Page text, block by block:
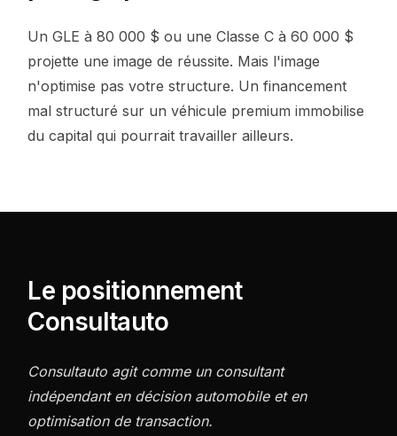
Un GLE à 80 000 $ ou une Classe C à 60 000 $
projette une image de réussite. Mais l'image
n'optimise pas votre structure. Un financement
mal structuré sur un véhicule premium immobilise
du capital qui pourrait travailler ailleurs.
Le positionnement
Consultauto
Consultauto agit comme un consultant
indépendant en décision automobile et en
optimisation de transaction.